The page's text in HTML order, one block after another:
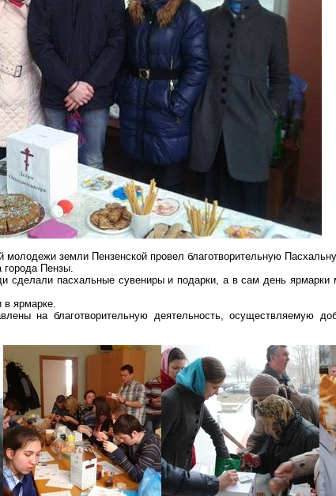
земли Пензенской провел благотворительную
города Пензы.
сделали пасхальные сувениры и подарки, а в сам день ярмарки
в ярмарке.
на благотворительную деятельность, осуществляемую